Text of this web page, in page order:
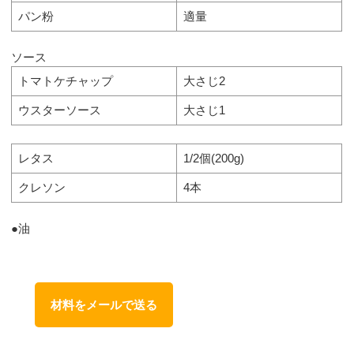
パン粉 適量
ソース
トマトケチャップ
大さじ2
ウスターソース 大さじ1
レタス 1/2個(200g)
クレソン 4本
●油
材料をメールで送る